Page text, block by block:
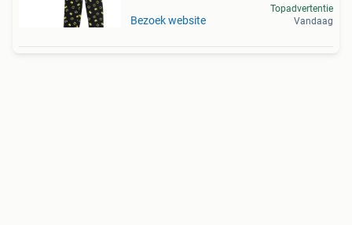
Bezoek website
Topadvertentie
Vandaag